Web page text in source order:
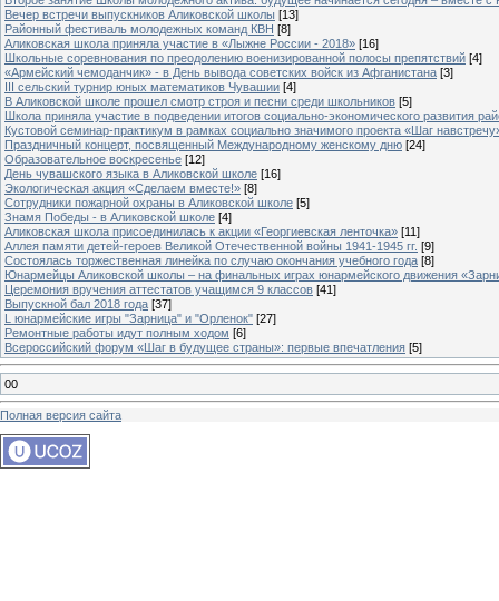
Вечер встречи выпускников Аликовской школы [13]
Районный фестиваль молодежных команд КВН [8]
Аликовская школа приняла участие в «Лыжне России - 2018» [16]
Школьные соревнования по преодолению военизированной полосы препятствий [4]
«Армейский чемоданчик» - в День вывода советских войск из Афганистана [3]
III сельский турнир юных математиков Чувашии [4]
В Аликовской школе прошел смотр строя и песни среди школьников [5]
Школа приняла участие в подведении итогов социально-экономического развития
Кустовой семинар-практикум в рамках социально значимого проекта «Шаг
Праздничный концерт, посвященный Международному женскому дню [24]
Образовательное воскресенье [12]
День чувашского языка в Аликовской школе [16]
Экологическая акция «Сделаем вместе!» [8]
Сотрудники пожарной охраны в Аликовской школе [5]
Знамя Победы - в Аликовской школе [4]
Аликовская школа присоединилась к акции «Георгиевская ленточка» [11]
Аллея памяти детей-героев Великой Отечественной войны 1941-1945 гг. [9]
Cостоялась торжественная линейка по случаю окончания учебного года [8]
Юнармейцы Аликовской школы – на финальных играх юнармейского движения
Церемония вручения аттестатов учащимся 9 классов [41]
Выпускной бал 2018 года [37]
L юнармейские игры "Зарница" и "Орленок" [27]
Ремонтные работы идут полным ходом [6]
Всероссийский форум «Шаг в будущее страны»: первые впечатления [5]
00
Полная версия сайта